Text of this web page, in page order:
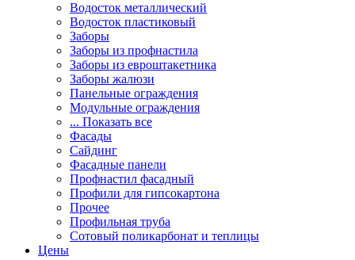
Водосток металлический
Водосток пластиковый
Заборы
Заборы из профнастила
Заборы из евроштакетника
Заборы жалюзи
Панельные ограждения
Модульные ограждения
... Показать все
Фасады
Сайдинг
Фасадные панели
Профнастил фасадный
Профили для гипсокартона
Прочее
Профильная труба
Сотовый поликарбонат и теплицы
Цены